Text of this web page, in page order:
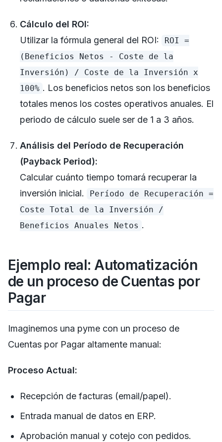
Cálculo del ROI:
Utilizar la fórmula general del ROI:
ROI =
(Beneficios Netos - Coste de la
Inversión) / Coste de la Inversión x
100% . Los beneficios netos son los beneficios
totales menos los costes operativos anuales. El
periodo de cálculo suele ser de 1 a 3 años.
Análisis del Período de Recuperación
(Payback Period):
Calcular cuánto tiempo tomará recuperar la
inversión inicial.
Período de Recuperación =
Coste Total de la Inversión /
Beneficios Anuales Netos .
Ejemplo real: Automatización
de un proceso de Cuentas por
Pagar
Imaginemos una pyme con un proceso de
Cuentas por Pagar altamente manual:
Proceso Actual:
Recepción de facturas (email/papel).
Entrada manual de datos en ERP.
Aprobación manual y cotejo con pedidos.